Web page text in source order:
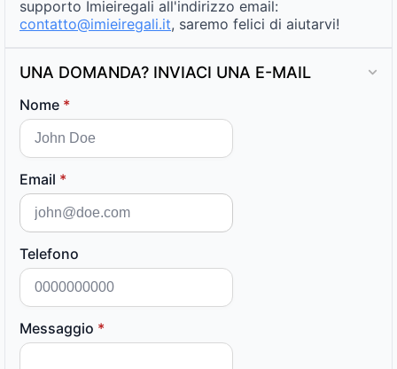
supporto Imieiregali all'indirizzo email:
contatto@imieiregali.it, saremo felici di aiutarvi!
UNA DOMANDA? INVIACI UNA E-MAIL
Nome *
Email *
Telefono
Messaggio *